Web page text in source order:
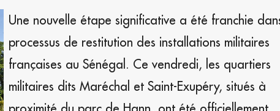
Une nouvelle étape significative a été franchie
processus de restitution des installations militaires
françaises au Sénégal. Ce vendredi, les quartiers
militaires dits Maréchal et Saint-Exupéry, situés à